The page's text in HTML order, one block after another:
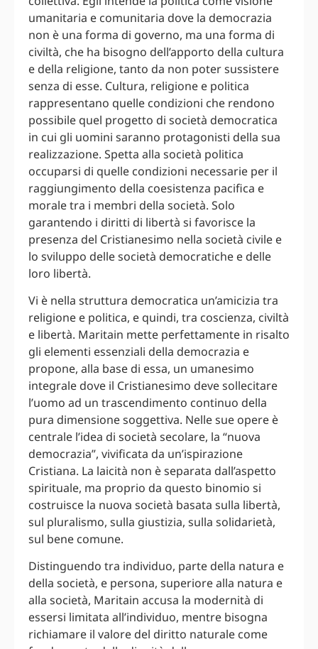
umanitaria e comunitaria dove la democrazia
non è una forma di governo, ma una forma di
civiltà, che ha bisogno dell’apporto della cultura
e della religione, tanto da non poter sussistere
senza di esse. Cultura, religione e politica
rappresentano quelle condizioni che rendono
possibile quel progetto di società democratica
in cui gli uomini saranno protagonisti della sua
realizzazione. Spetta alla società politica
occuparsi di quelle condizioni necessarie per il
raggiungimento della coesistenza pacifica e
morale tra i membri della società. Solo
garantendo i diritti di libertà si favorisce la
presenza del Cristianesimo nella società civile e
lo sviluppo delle società democratiche e delle
loro libertà.
Vi è nella struttura democratica un’amicizia tra
religione e politica, e quindi, tra coscienza, civiltà
e libertà. Maritain mette perfettamente in risalto
gli elementi essenziali della democrazia e
propone, alla base di essa, un umanesimo
integrale dove il Cristianesimo deve sollecitare
l’uomo ad un trascendimento continuo della
pura dimensione soggettiva. Nelle sue opere è
centrale l’idea di società secolare, la “nuova
democrazia”, vivificata da un’ispirazione
Cristiana. La laicità non è separata dall’aspetto
spirituale, ma proprio da questo binomio si
costruisce la nuova società basata sulla libertà,
sul pluralismo, sulla giustizia, sulla solidarietà,
sul bene comune.
Distinguendo tra individuo, parte della natura e
della società, e persona, superiore alla natura e
alla società, Maritain accusa la modernità di
essersi limitata all’individuo, mentre bisogna
richiamare il valore del diritto naturale come